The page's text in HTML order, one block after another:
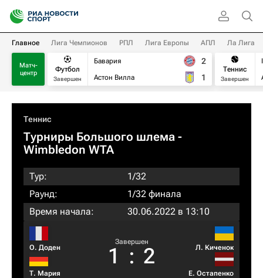
Главное Лига Чемпионов РПЛ Лига Европы АПЛ Ла Лига
Матч-
центр
Футбол
Завершен
Бавария
Астон Вилла
2
1
Теннис
Завершен
Теннис
Турниры Большого шлема -
Wimbledon WTA
Тур:
1/32
Раунд:
1/32 финала
Время начала:
30.06.2022 в 13:10
О. Доден
Т. Мария
Завершен
1 : 2 Л. Киченок
Е. Остапенко